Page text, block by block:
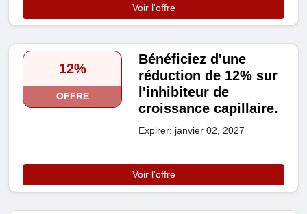
Voir l'offre
12%
OFFRE
Bénéficiez d'une
réduction de 12% sur
l'inhibiteur de
croissance capillaire.
Expirer: janvier 02, 2027
Voir l'offre